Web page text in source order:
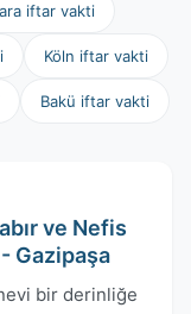
iftar vakti
Köln iftar vakti
Bakü iftar vakti
ve Nefis
Gazipaşa
bir derinliğe